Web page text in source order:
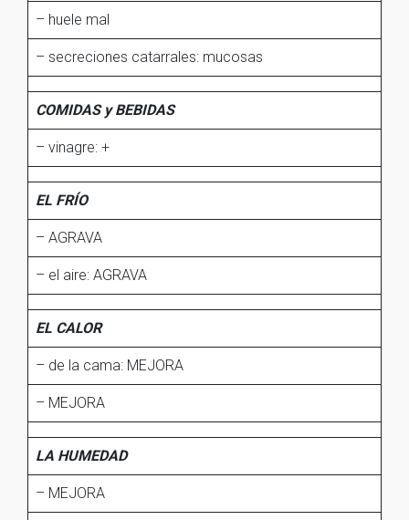
– huele mal
– secreciones catarrales: mucosas
COMIDAS y BEBIDAS
– vinagre: +
EL FRÍO
– AGRAVA
– el aire: AGRAVA
EL CALOR
– de la cama: MEJORA
– MEJORA
LA HUMEDAD
– MEJORA